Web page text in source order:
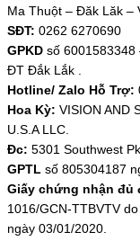
Ma Thuột – Đăk Lăk –
SĐT: 0262 6270690
GPKD số 6001583348
ĐT Đắk Lắk .
Hotline/ Zalo Hỗ Trợ:
Hoa Kỳ: VISION AND
U.S.A LLC.
Đc: 5301 Southwest
GPTL số 805304187
Giấy chứng nhận đủ
1016/GCN-TTBVTV
ngày 03/01/2020.